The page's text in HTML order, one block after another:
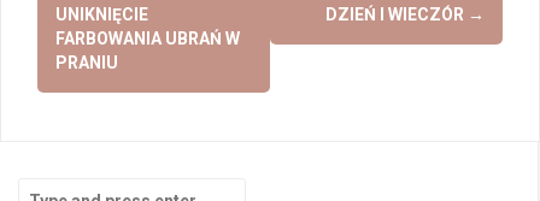
UNIKNIĘCIE
FARBOWANIA UBRAŃ W
PRANIU
DZIEŃ I WIECZÓR →